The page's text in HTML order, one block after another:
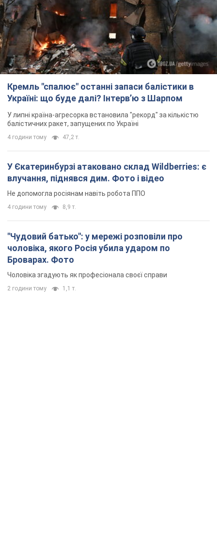
Кремль "спалює" останні запаси балістики в
Україні: що буде далі? Інтерв’ю з Шарпом
У липні країна-агресорка встановила "рекорд" за кількістю
балістичних ракет, запущених по Україні
4 години тому 47,2 т.
У Єкатеринбурзі атаковано склад Wildberries: є
влучання, піднявся дим. Фото і відео
Не допомогла росіянам навіть робота ППО
4 години тому 8,9 т.
"Чудовий батько": у мережі розповіли про
чоловіка, якого Росія убила ударом по
Броварах. Фото
Чоловіка згадують як професіонала своєї справи
2 години тому 1,1 т.